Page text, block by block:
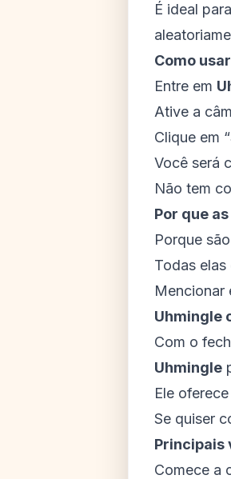
É ideal
Como
Entre em
Ative a
Clique em
Você será
Não tem
Por que
Porque
Todas
Mencionar
Uhmingle
Com o
Uhmingle
Ele
Se quiser
Principais
Comece a